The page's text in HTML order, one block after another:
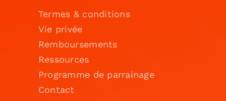
Termes & conditions
Vie privée
Remboursements
Ressources
Programme de parrainage
Contact